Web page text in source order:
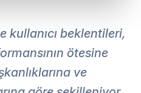
kullanıcı beklentileri,
ötesine
ve